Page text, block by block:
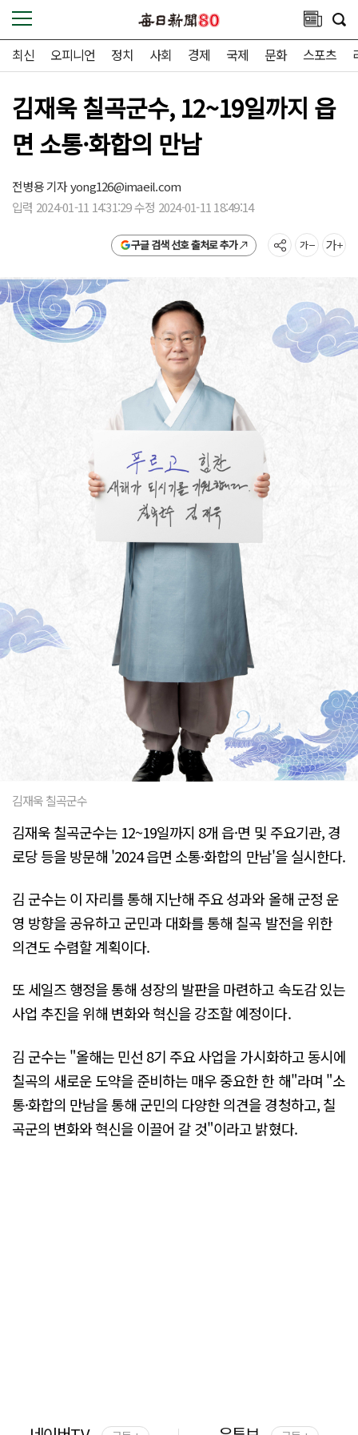
최신 오피니언 정치 사회 경제 국제 문화 스포츠
김재욱 칠곡군수, 12~19일까지 읍
면 소통·화합의 만남
전병용 기자yong126@imaeil.com
입력 2024-01-11 14:31:29 수정 2024-01-11 18:49:14
구글 검색 선호 출처로 추가
김재욱 칠곡군수
김재욱 칠곡군수는 12~19일까지 8개 읍·면 및 주요기관, 경
로당 등을 방문해 '2024 읍면 소통·화합의 만남'을 실시한다.
김 군수는 이 자리를 통해 지난해 주요 성과와 올해 군정 운
영 방향을 공유하고 군민과 대화를 통해 칠곡 발전을 위한
의견도 수렴할 계획이다.
또 세일즈 행정을 통해 성장의 발판을 마련하고 속도감 있는
사업 추진을 위해 변화와 혁신을 강조할 예정이다.
김 군수는 "올해는 민선 8기 주요 사업을 가시화하고 동시에
칠곡의 새로운 도약을 준비하는 매우 중요한 한 해"라며 "소
통·화합의 만남을 통해 군민의 다양한 의견을 경청하고, 칠
곡군의 변화와 혁신을 이끌어 갈 것"이라고 밝혔다.